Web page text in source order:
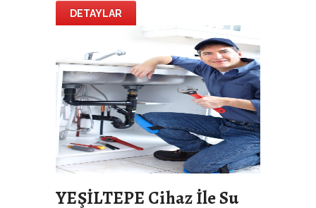
DETAYLAR
YEŞİLTEPE Cihaz İle Su